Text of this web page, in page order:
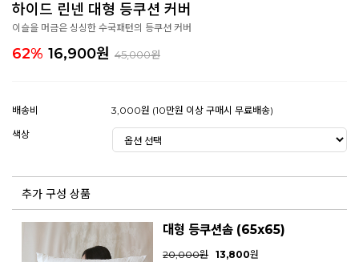
하이드 린넨 대형 등쿠션 커버
이슬을 머금은 싱싱한 수국패턴의 등쿠션 커버
62% 16,900원 45,000원
배송비
3,000원 (10만원 이상 구매시 무료배송)
색상
추가 구성 상품
대형 등쿠션솜 (65x65)
20,000원 13,800원